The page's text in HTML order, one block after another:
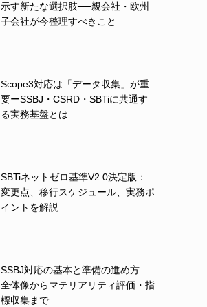
示す新たな選択肢──親会社・欧州
子会社が今整理すべきこと
Scope3対応は「データ収集」が重
要ーSSBJ・CSRD・SBTiに共通す
る実務基盤とは
SBTiネットゼロ基準V2.0決定版：
変更点、移行スケジュール、実務ポ
イントを解説
SSBJ対応の基本と準備の進め方
全体像からマテリアリティ評価・指
標収集まで